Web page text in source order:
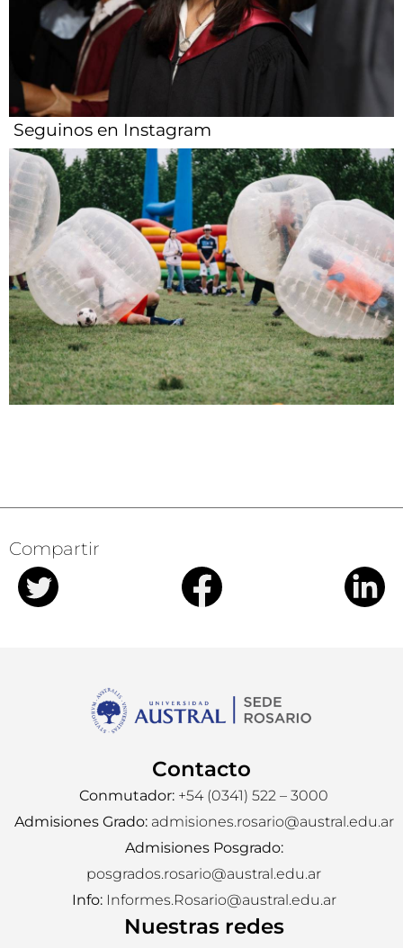
Seguinos en Instagram
Compartir
Contacto
Conmutador: +54 (0341) 522 – 3000
Admisiones Grado:admisiones.rosario@austral.edu.ar
Admisiones Posgrado:
posgrados.rosario@austral.edu.ar
Info:Informes.Rosario@austral.edu.ar
Nuestras redes